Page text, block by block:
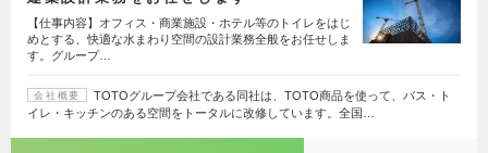
【仕事内容】オフィス・商業施設・ホテル等のトイレをはじ
めとする、快適な水まわり空間の設計業務全般をお任せしま
す。グループ…
会社概要
TOTOグループ会社である同社は、TOTO商品を使って、バス・ト
イレ・キッチンのある空間をトータルに改修しています。全国…